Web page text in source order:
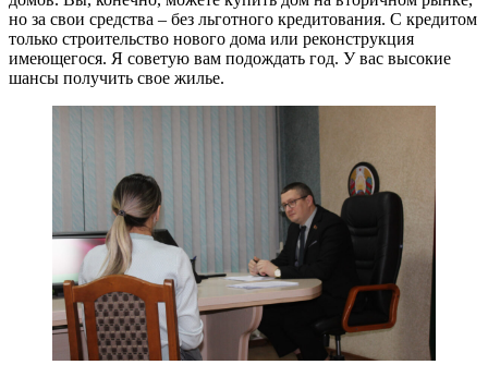
но за свои средства – без льготного кредитования. С кредитом
только строительство нового дома или реконструкция
имеющегося. Я советую вам подождать год. У вас высокие
шансы получить свое жилье.